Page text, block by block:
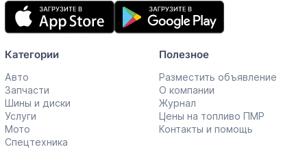
Мобильное
приложение
Категории
Авто
Запчасти
Шины и диски
Услуги
Мото
Спецтехника
Полезное
Разместить объявление
О компании
Журнал
Цены на топливо ПМР
Контакты и помощь